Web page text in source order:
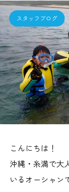
スタッフブログ
こんにちは！
沖縄・糸満で大
いるオーシャン